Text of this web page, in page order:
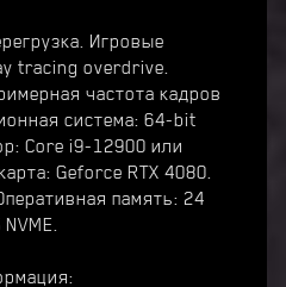
Игровые
tracing overdrive.
частота кадров
система: 64-bit
Core i9-12900 или
Geforce RTX 4080.
память: 24